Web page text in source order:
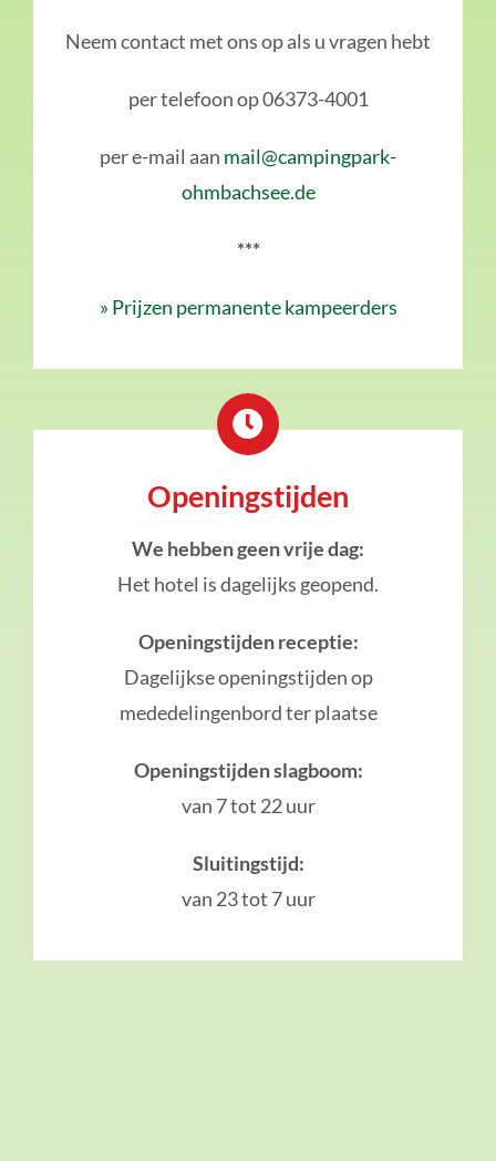
Neem contact met ons op als u vragen hebt
per telefoon op 06373-4001
per e-mail aan mail@campingpark-
ohmbachsee.de
***
» Prijzen permanente kampeerders
Openingstijden
We hebben geen vrije dag:
Het hotel is dagelijks geopend.
Openingstijden receptie:
Dagelijkse openingstijden op
mededelingenbord ter plaatse
Openingstijden slagboom:
van 7 tot 22 uur
Sluitingstijd:
van 23 tot 7 uur